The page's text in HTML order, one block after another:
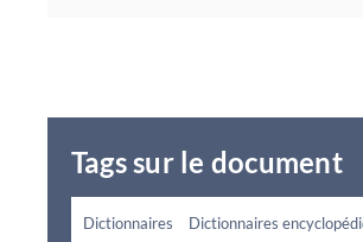
Tags sur le document
Dictionnaires
Dictionnaires